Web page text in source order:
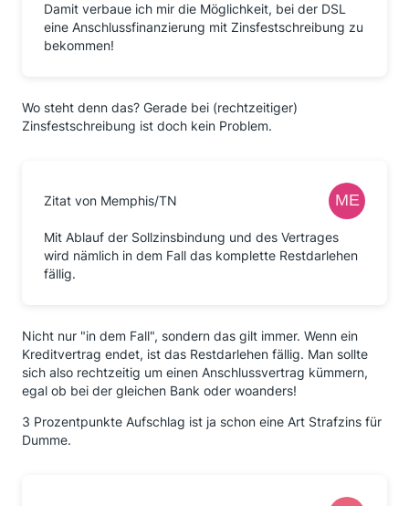
Damit verbaue ich mir die Möglichkeit, bei der DSL
eine Anschlussfinanzierung mit Zinsfestschreibung zu
bekommen!
Wo steht denn das? Gerade bei (rechtzeitiger)
Zinsfestschreibung ist doch kein Problem.
Zitat von Memphis/TN
Mit Ablauf der Sollzinsbindung und des Vertrages
wird nämlich in dem Fall das komplette Restdarlehen
fällig.
Nicht nur "in dem Fall", sondern das gilt immer. Wenn ein
Kreditvertrag endet, ist das Restdarlehen fällig. Man sollte
sich also rechtzeitig um einen Anschlussvertrag kümmern,
egal ob bei der gleichen Bank oder woanders!
3 Prozentpunkte Aufschlag ist ja schon eine Art Strafzins für
Dumme.